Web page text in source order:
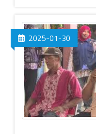
2025-01-30